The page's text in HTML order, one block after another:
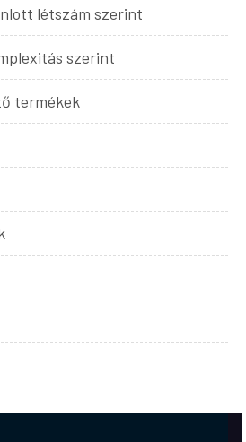
létszám szerint
szerint
termékek